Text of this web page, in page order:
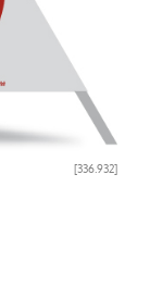
[336.932]